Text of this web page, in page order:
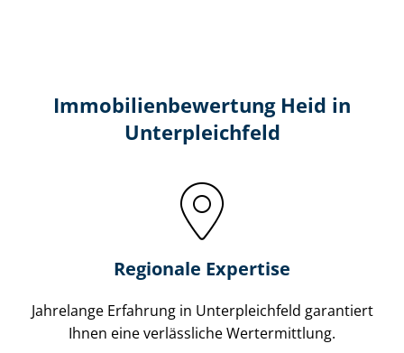
Immobilien­bewertung Heid in
Unterpleichfeld
Regionale Expertise
Jahrelange Erfahrung in Unterpleichfeld garantiert
Ihnen eine verlässliche Wertermittlung.